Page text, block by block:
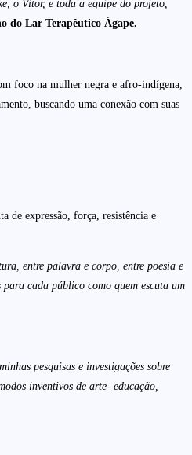
o Vitor, e toda a equipe do projeto,
do Lar Terapêutico Ágape.
foco na mulher negra e afro-indígena,
buscando uma conexão com suas
de expressão, força, resistência e
entre palavra e corpo, entre poesia e
cada público como quem escuta um
pesquisas e investigações sobre
inventivos de arte- educação,